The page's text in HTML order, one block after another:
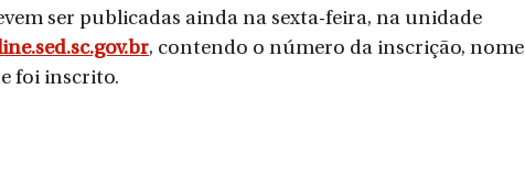
ser publicadas ainda na sexta-feira, na unidade
, contendo o número da inscrição, nome
foi inscrito.